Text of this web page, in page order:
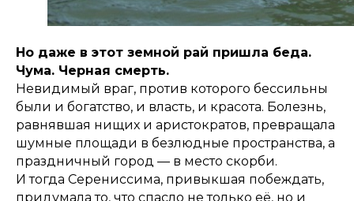
Но даже в этот земной рай пришла беда.
Чума. Черная смерть.
Невидимый враг, против которого бессильны
были и богатство, и власть, и красота. Болезнь,
равнявшая нищих и аристократов, превращала
шумные площади в безлюдные пространства, а
праздничный город — в место скорби.
И тогда Серениссима, привыкшая побеждать,
придумала то, что спасло не только её, но и